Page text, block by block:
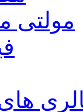
مولتی